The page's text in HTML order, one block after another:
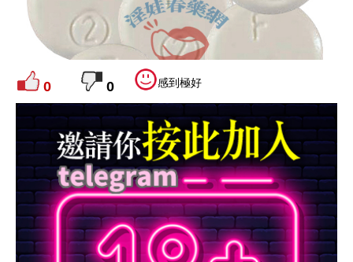
0 0 感到極好